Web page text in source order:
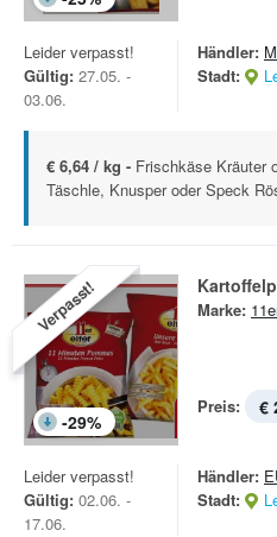
Leider verpasst!
Gültig: 27.05. -
03.06.
Händler:
Stadt:
€ 6,64 / kg - Frischkäse Kräuter
Täschle, Knusper oder Speck
Verpasst!
-29%
Marke:
Preis: €
Leider verpasst!
Gültig: 02.06. -
17.06.
Händler:
Stadt: